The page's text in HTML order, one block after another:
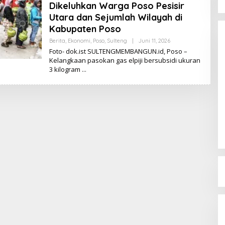
Dikeluhkan Warga Poso Pesisir
Utara dan Sejumlah Wilayah di
Kabupaten Poso
Berita, Ekonomi, Poso, Sulteng Juni 11, 2026O
L
E
H
K
Foto- dok.ist SULTENGMEMBANGUN.id, Poso –
Kelangkaan pasokan gas elpiji bersubsidi ukuran
3 kilogram